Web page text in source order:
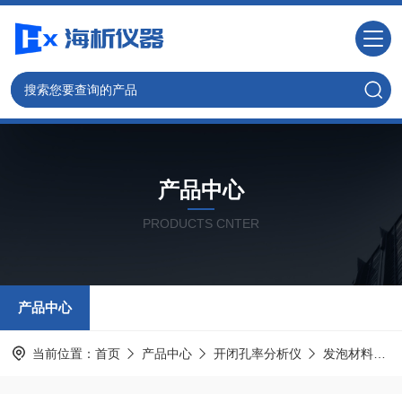
产品中心
PRODUCTS CNTER
产品中心
当前位置： 首页 产品中心 开闭孔率分析仪 发泡材料开闭孔率